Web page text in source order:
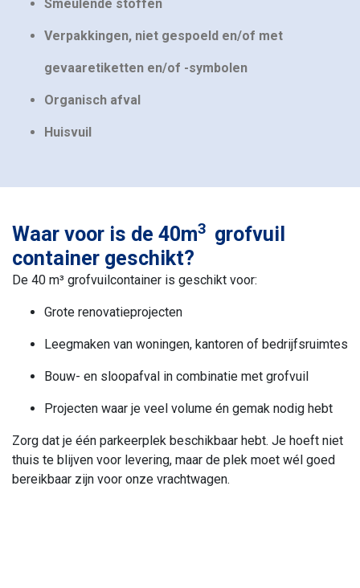
Smeulende stoffen
Verpakkingen, niet gespoeld en/of met
gevaaretiketten en/of -symbolen
Organisch afval
Huisvuil
Waar voor is de 40m3 grofvuil
container geschikt?
De 40 m³ grofvuilcontainer is geschikt voor:
Grote renovatieprojecten
Leegmaken van woningen, kantoren of bedrijfsruimtes
Bouw- en sloopafval in combinatie met grofvuil
Projecten waar je veel volume én gemak nodig hebt
Zorg dat je één parkeerplek beschikbaar hebt. Je hoeft niet
thuis te blijven voor levering, maar de plek moet wél goed
bereikbaar zijn voor onze vrachtwagen.